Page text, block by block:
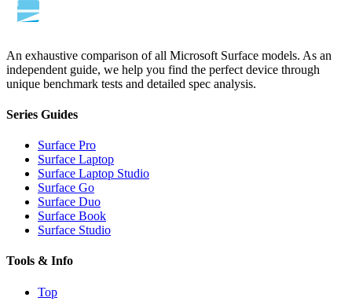
An exhaustive comparison of all Microsoft Surface models. As an
independent guide, we help you find the perfect device through
unique benchmark tests and detailed spec analysis.
Series Guides
Surface Pro
Surface Laptop
Surface Laptop Studio
Surface Go
Surface Duo
Surface Book
Surface Studio
Tools & Info
Top